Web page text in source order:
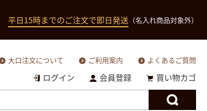
平日15時までのご注文で即日発送 （名入れ商品対象外）
大口注文について ご利用案内 よくあるご質問
ログイン 会員登録 買い物カゴ